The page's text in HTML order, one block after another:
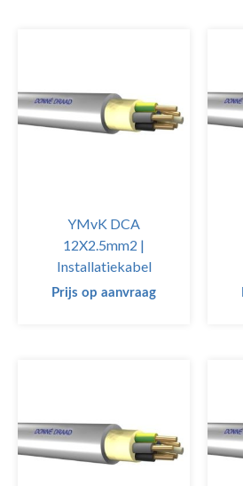
YMvK DCA
12X2.5mm2 |
Installatiekabel
Prijs op aanvraag